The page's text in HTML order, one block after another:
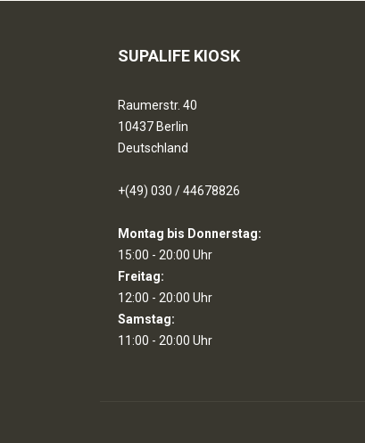
SUPALIFE KIOSK
Raumerstr. 40
10437 Berlin
Deutschland
+(49) 030 / 44678826
Montag bis Donnerstag:
15:00 - 20:00 Uhr
Freitag:
12:00 - 20:00 Uhr
Samstag:
11:00 - 20:00 Uhr